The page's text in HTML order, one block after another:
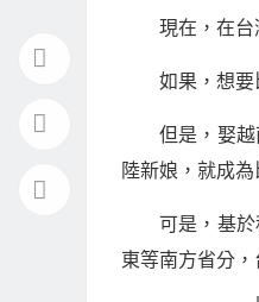
現在，在台
如果，想要
但是，娶
陸新娘，就成
可是，基
東等南方省分